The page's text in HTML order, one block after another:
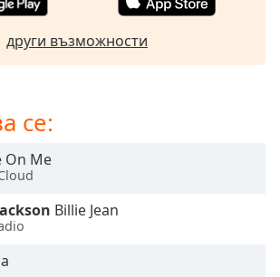
други възможности
се:
On Me
Billie Jean